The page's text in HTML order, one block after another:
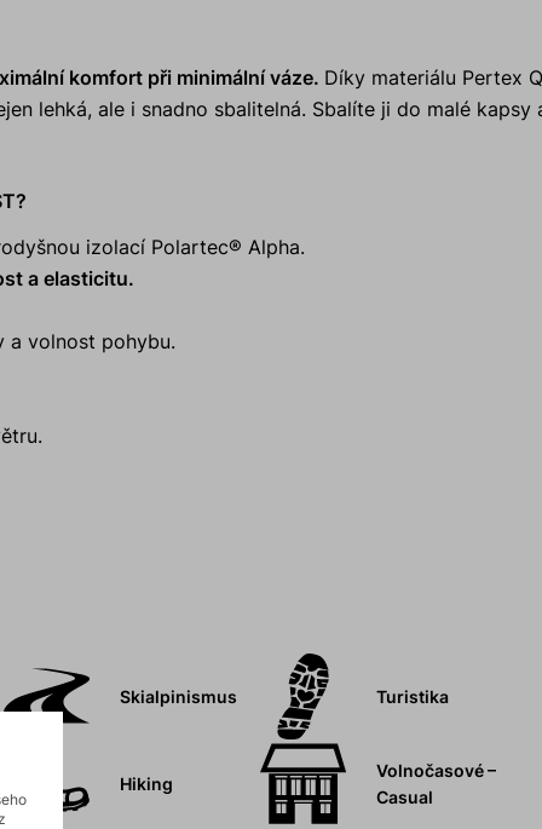
komfort při minimální váze. Díky materiálu Pertex
lehká, ale i snadno sbalitelná. Sbalíte ji do malé kapsy
izolací Polartec® Alpha.
a elasticitu.
a volnost pohybu.
Skialpinismus Turistika
Hiking
Volnočasové –
Casual